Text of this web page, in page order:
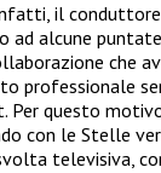
il
ad alcune
che
professionale
Per questo
con le Stelle
televisiva,